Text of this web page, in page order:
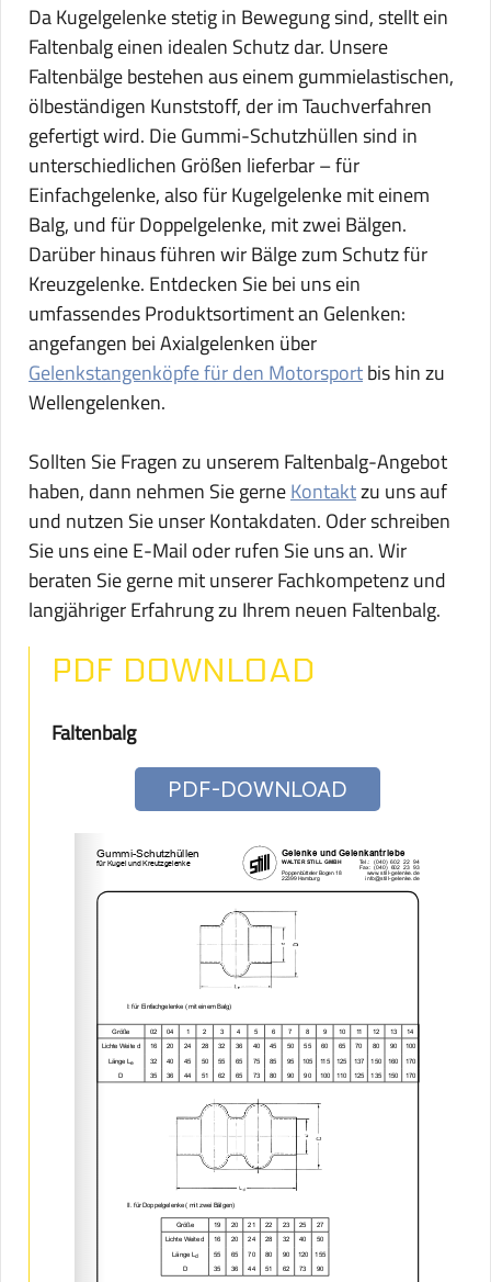
Da Kugelgelenke stetig in Bewegung sind, stellt ein
Faltenbalg einen idealen Schutz dar. Unsere
Faltenbälge bestehen aus einem gummielastischen,
ölbeständigen Kunststoff, der im Tauchverfahren
gefertigt wird. Die Gummi-Schutzhüllen sind in
unterschiedlichen Größen lieferbar – für
Einfachgelenke, also für Kugelgelenke mit einem
Balg, und für Doppelgelenke, mit zwei Bälgen.
Darüber hinaus führen wir Bälge zum Schutz für
Kreuzgelenke. Entdecken Sie bei uns ein
umfassendes Produktsortiment an Gelenken:
angefangen bei Axialgelenken über
Gelenkstangenköpfe für den Motorsportbis hin zu
Wellengelenken.
Sollten Sie Fragen zu unserem Faltenbalg-Angebot
haben, dann nehmen Sie gerneKontaktzu uns auf
und nutzen Sie unser Kontakdaten. Oder schreiben
Sie uns eine E-Mail oder rufen Sie uns an. Wir
beraten Sie gerne mit unserer Fachkompetenz und
langjähriger Erfahrung zu Ihrem neuen Faltenbalg.
PDF DOWNLOAD
Faltenbalg
PDF-DOWNLOAD